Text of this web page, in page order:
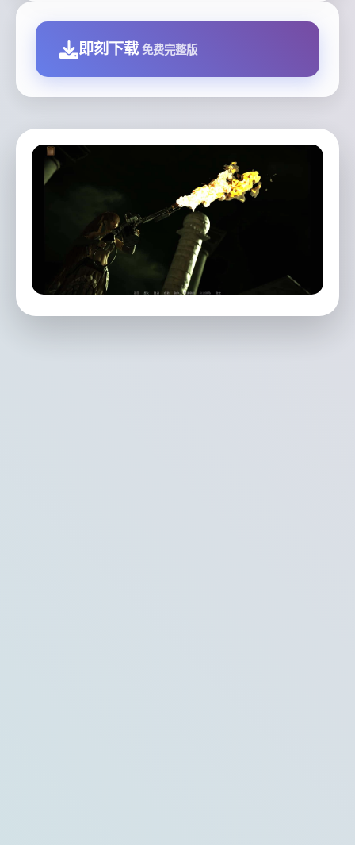
即刻下载 免费完整版